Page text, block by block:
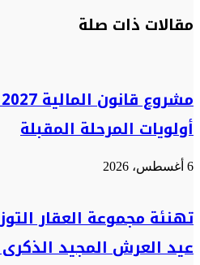
عبر
البريد
مقالات ذات صلة
أولويات المرحلة المقبلة
6 أغسطس، 2026
تهنئة مجموعة العقار
عيد العرش المجيد الذكرى